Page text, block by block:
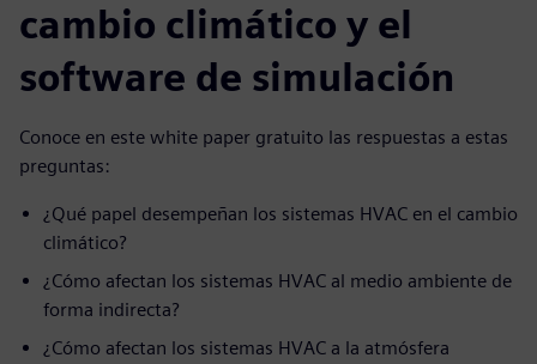
cambio climático y el
software de simulación
Conoce en este white paper gratuito las respuestas a estas
preguntas:
¿Qué papel desempeñan los sistemas HVAC en el cambio
climático?
¿Cómo afectan los sistemas HVAC al medio ambiente de
forma indirecta?
¿Cómo afectan los sistemas HVAC a la atmósfera